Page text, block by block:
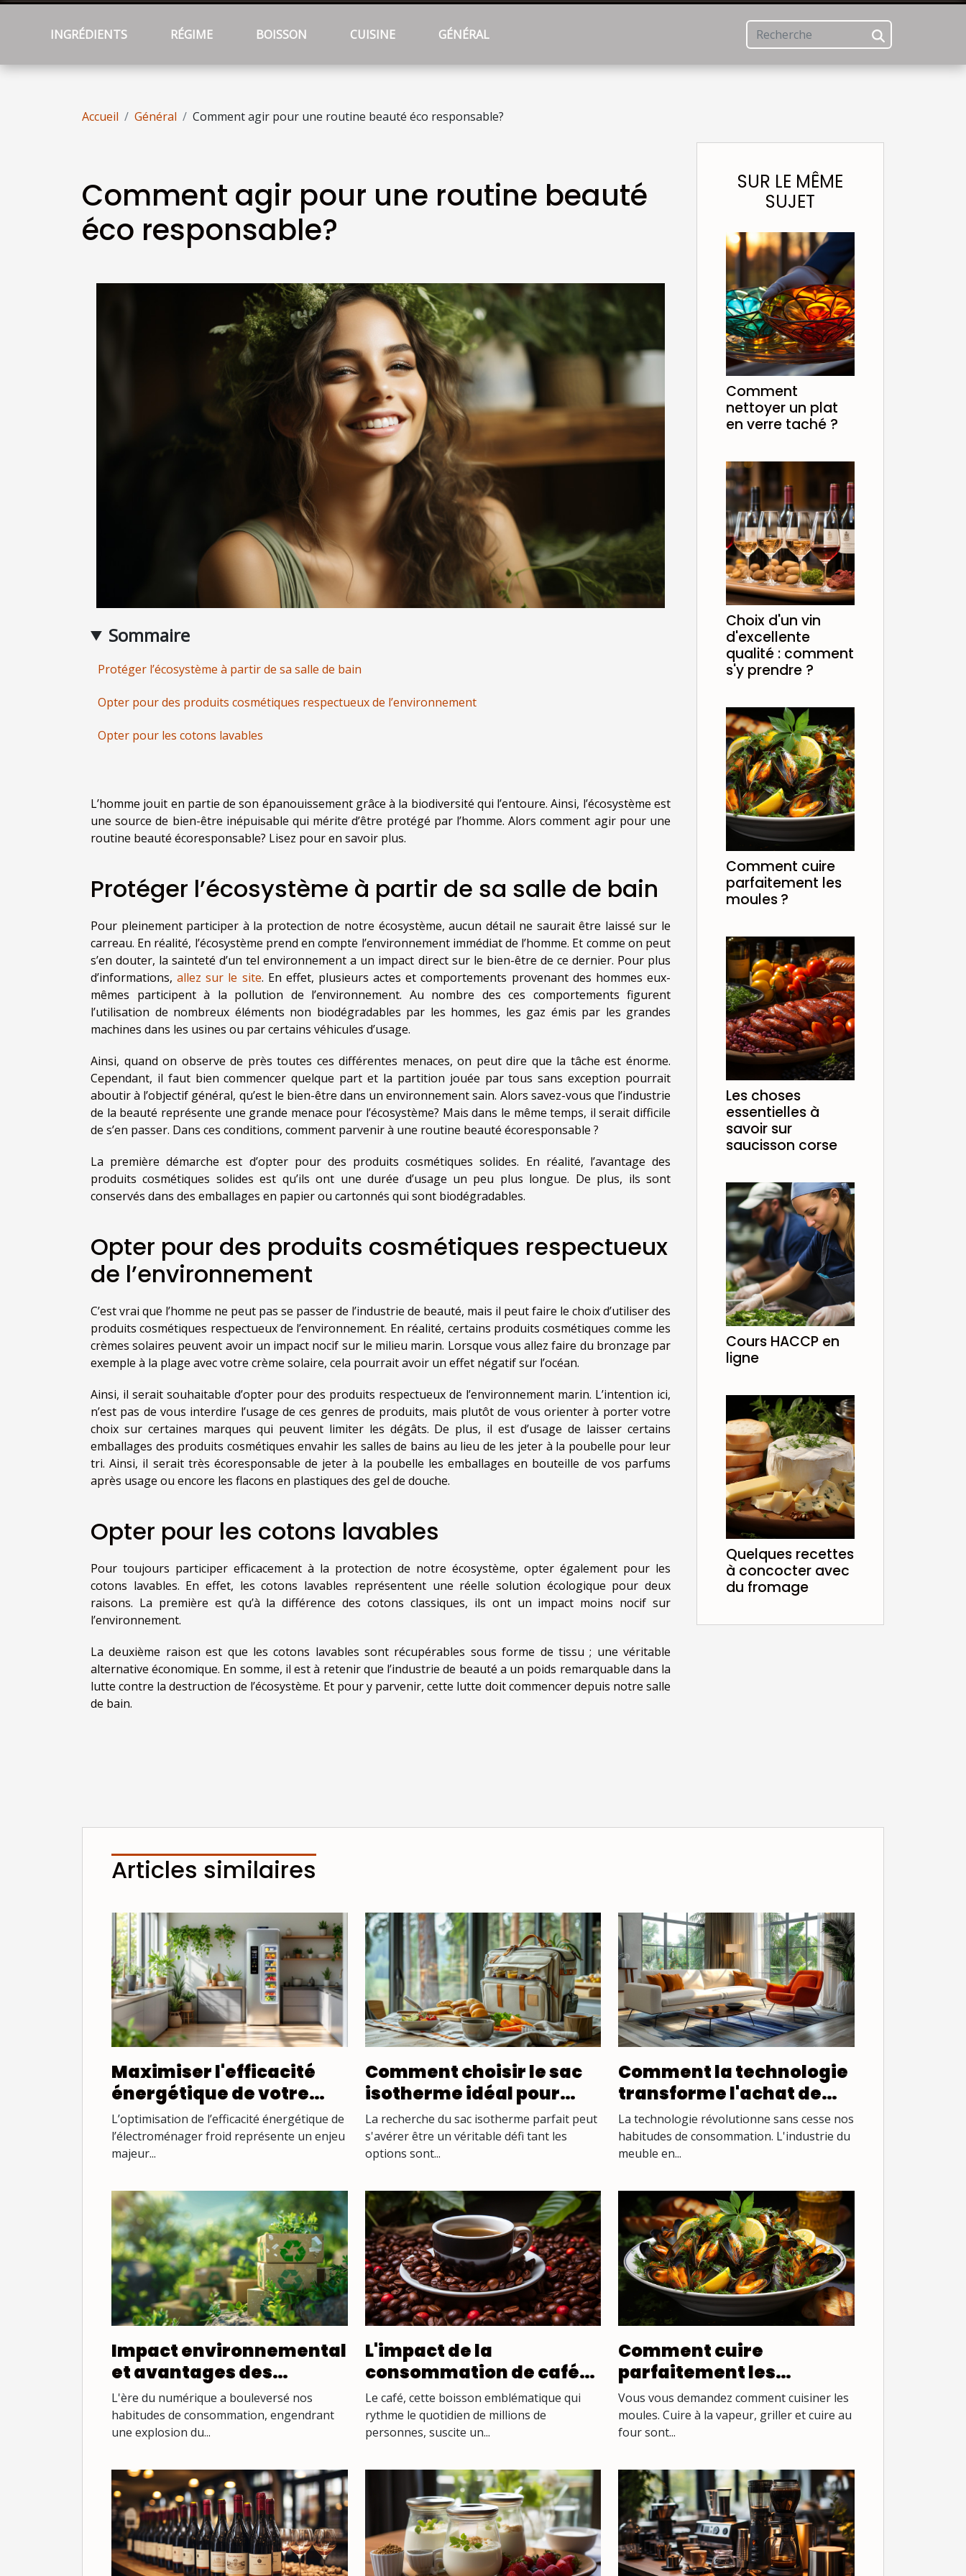
INGRÉDIENTS RÉGIME BOISSON CUISINE GÉNÉRAL
Accueil Général Comment agir pour une routine beauté éco responsable?
Comment agir pour une routine beauté
éco responsable?
Sommaire
Protéger l’écosystème à partir de sa salle de bain
Opter pour des produits cosmétiques respectueux de l’environnement
Opter pour les cotons lavables
L’homme jouit en partie de son épanouissement grâce à la biodiversité qui l’entoure. Ainsi, l’écosystème est
une source de bien-être inépuisable qui mérite d’être protégé par l’homme. Alors comment agir pour une
routine beauté écoresponsable? Lisez pour en savoir plus.
Protéger l’écosystème à partir de sa salle de bain
Pour pleinement participer à la protection de notre écosystème, aucun détail ne saurait être laissé sur le
carreau. En réalité, l’écosystème prend en compte l’environnement immédiat de l’homme. Et comme on peut
s’en douter, la sainteté d’un tel environnement a un impact direct sur le bien-être de ce dernier. Pour plus
d’informations,allez sur le site. En effet, plusieurs actes et comportements provenant des hommes eux-
mêmes participent à la pollution de l’environnement. Au nombre des ces comportements figurent
l’utilisation de nombreux éléments non biodégradables par les hommes, les gaz émis par les grandes
machines dans les usines ou par certains véhicules d’usage.
Ainsi, quand on observe de près toutes ces différentes menaces, on peut dire que la tâche est énorme.
Cependant, il faut bien commencer quelque part et la partition jouée par tous sans exception pourrait
aboutir à l’objectif général, qu’est le bien-être dans un environnement sain. Alors savez-vous que l’industrie
de la beauté représente une grande menace pour l’écosystème? Mais dans le même temps, il serait difficile
de s’en passer. Dans ces conditions, comment parvenir à une routine beauté écoresponsable ?
La première démarche est d’opter pour des produits cosmétiques solides. En réalité, l’avantage des
produits cosmétiques solides est qu’ils ont une durée d’usage un peu plus longue. De plus, ils sont
conservés dans des emballages en papier ou cartonnés qui sont biodégradables.
Opter pour des produits cosmétiques respectueux
de l’environnement
C’est vrai que l’homme ne peut pas se passer de l’industrie de beauté, mais il peut faire le choix d’utiliser des
produits cosmétiques respectueux de l’environnement. En réalité, certains produits cosmétiques comme les
crèmes solaires peuvent avoir un impact nocif sur le milieu marin. Lorsque vous allez faire du bronzage par
exemple à la plage avec votre crème solaire, cela pourrait avoir un effet négatif sur l’océan.
Ainsi, il serait souhaitable d’opter pour des produits respectueux de l’environnement marin. L’intention ici,
n’est pas de vous interdire l’usage de ces genres de produits, mais plutôt de vous orienter à porter votre
choix sur certaines marques qui peuvent limiter les dégâts. De plus, il est d’usage de laisser certains
emballages des produits cosmétiques envahir les salles de bains au lieu de les jeter à la poubelle pour leur
tri. Ainsi, il serait très écoresponsable de jeter à la poubelle les emballages en bouteille de vos parfums
après usage ou encore les flacons en plastiques des gel de douche.
Opter pour les cotons lavables
Pour toujours participer efficacement à la protection de notre écosystème, opter également pour les
cotons lavables. En effet, les cotons lavables représentent une réelle solution écologique pour deux
raisons. La première est qu’à la différence des cotons classiques, ils ont un impact moins nocif sur
l’environnement.
La deuxième raison est que les cotons lavables sont récupérables sous forme de tissu ; une véritable
alternative économique. En somme, il est à retenir que l’industrie de beauté a un poids remarquable dans la
lutte contre la destruction de l’écosystème. Et pour y parvenir, cette lutte doit commencer depuis notre salle
de bain.
SUR LE MÊME
SUJET
Comment
nettoyer un plat
en verre taché ?
Choix d'un vin
d'excellente
qualité : comment
s'y prendre ?
Comment cuire
parfaitement les
moules ?
Les choses
essentielles à
savoir sur
saucisson corse
Cours HACCP en
ligne
Quelques recettes
à concocter avec
du fromage
Articles similaires
Maximiser l'efficacité
énergétique de votre
électroménager froid
L’optimisation de l’efficacité énergétique de
l’électroménager froid représente un enjeu
majeur...
Comment choisir le sac
isotherme idéal pour
chaque occasion ?
La recherche du sac isotherme parfait peut
s'avérer être un véritable défi tant les
options sont...
Comment la technologie
transforme l'achat de
meubles en ligne
La technologie révolutionne sans cesse nos
habitudes de consommation. L'industrie du
meuble en...
Impact environnemental
et avantages des
emballages
responsables dans l'e-
commerce
L'ère du numérique a bouleversé nos
habitudes de consommation, engendrant
une explosion du...
L'impact de la
consommation de café
bio sur la santé générale
Le café, cette boisson emblématique qui
rythme le quotidien de millions de
personnes, suscite un...
Comment cuire
parfaitement les
moules ?
Vous vous demandez comment cuisiner les
moules. Cuire à la vapeur, griller et cuire au
four sont...